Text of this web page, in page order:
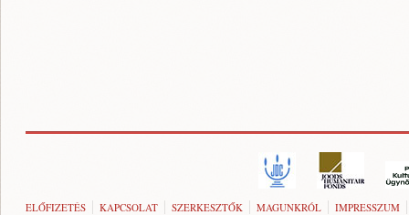
ELŐFIZETÉS KAPCSOLAT SZERKESZTŐK MAGUNKRÓL IMPRESSZUM